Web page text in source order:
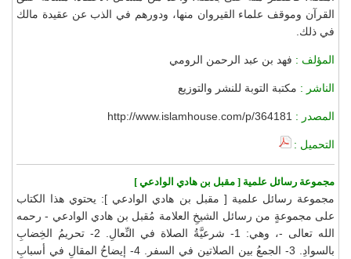
القرآن وموقف علماء القيروان منها، ودورهم في الذب عن عقيدة مالك
في ذلك.
المؤلف : فهد بن عبد الرحمن الرومي
الناشر : مكتبة التوبة للنشر والتوزيع
المصدر : http://www.islamhouse.com/p/364181
التحميل :
مجموعة رسائل علمية [ مقبل بن هادي الوادعي ]
مجموعة رسائل علمية [ مقبل بن هادي الوادعي ]: يحتوي هذا الكتاب
على مجموعةٍ من رسائل الشيخِ العلامة مُقبل بن هادي الوادعي - رحمه
الله تعالى -، وهي: 1- شرعيَّةُ الصلاة في النِّعالِ. 2- تحريمُ الخِضابِ
بالسوادِ. 3- الجمعُ بين الصلاتين في السفر. 4- إيضاحُ المقالِ في أسبابِ